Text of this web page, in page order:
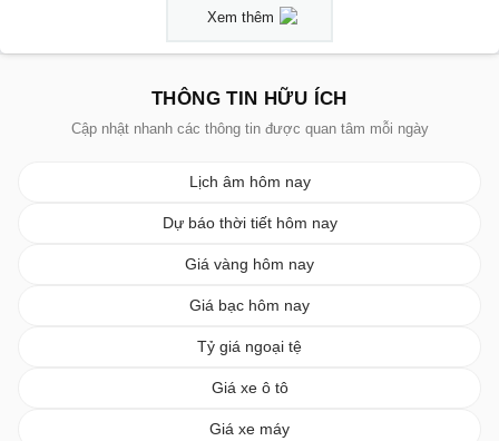
Xem thêm
THÔNG TIN HỮU ÍCH
Cập nhật nhanh các thông tin được quan tâm mỗi ngày
Lịch âm hôm nay
Dự báo thời tiết hôm nay
Giá vàng hôm nay
Giá bạc hôm nay
Tỷ giá ngoại tệ
Giá xe ô tô
Giá xe máy